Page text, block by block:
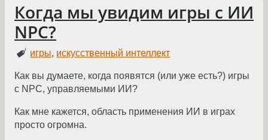
Когда мы увидим игры с ИИ
NPC?
игры, искусственный интеллект
Как вы думаете, когда появятся (или уже есть?) игры
с NPC, управляемыми ИИ?
Как мне кажется, область применения ИИ в играх
просто огромна.